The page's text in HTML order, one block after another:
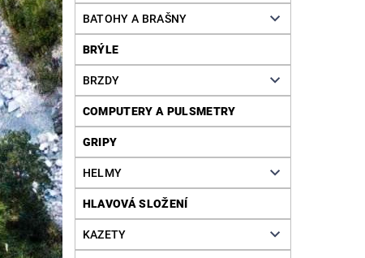
BATOHY A BRAŠNY
BRÝLE
BRZDY
COMPUTERY A PULSMETRY
GRIPY
HELMY
HLAVOVÁ SLOŽENÍ
KAZETY